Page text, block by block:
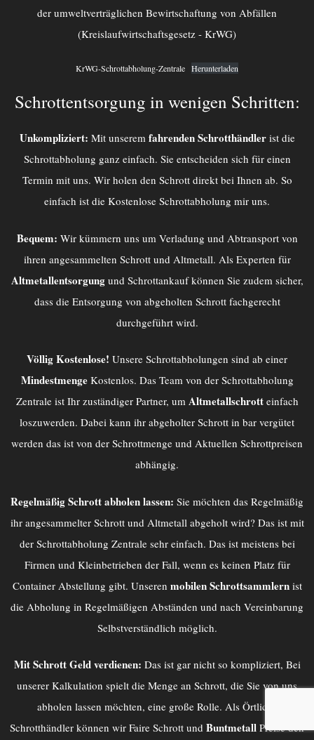
der umweltverträglichen Bewirtschaftung von Abfällen
(Kreislaufwirtschaftsgesetz - KrWG)
KrWG-Schrottabholung-Zentrale Herunterladen
Schrottentsorgung in wenigen Schritten:
Unkompliziert: Mit unserem fahrenden Schrotthändlerist die
Schrottabholung ganz einfach. Sie entscheiden sich für einen
Termin mit uns. Wir holen den Schrott direkt bei Ihnen ab. So
einfach ist die Kostenlose Schrottabholung mir uns.
Bequem: Wir kümmern uns um Verladung und Abtransport von
ihren angesammelten Schrott und Altmetall. Als Experten für
Altmetallentsorgung und Schrottankauf können Sie zudem sicher,
dass die Entsorgung von abgeholten Schrott fachgerecht
durchgeführt wird.
Völlig Kostenlose! Unsere Schrottabholungen sind ab einer
Mindestmenge Kostenlos. Das Team von der Schrottabholung
Zentraleist Ihr zuständiger Partner, um Altmetallschrott einfach
loszuwerden. Dabei kann ihr abgeholter Schrott in bar vergütet
werden das ist von der Schrottmenge und Aktuellen Schrottpreisen
abhängig.
Regelmäßig Schrott abholen lassen: Sie möchten das Regelmäßig
ihr angesammelter Schrott und Altmetall abgeholt wird? Das ist mit
der Schrottabholung Zentralesehr einfach. Das ist meistens bei
Firmen und Kleinbetrieben der Fall, wenn es keinen Platz für
Container Abstellung gibt. Unseren mobilen Schrottsammlernist
die Abholung in Regelmäßigen Abständen und nach Vereinbarung
Selbstverständlich möglich.
Mit Schrott Geld verdienen: Das ist gar nicht so kompliziert, Bei
unserer Kalkulation spielt die Menge an Schrott, die Sie von uns
abholen lassen möchten, eine große Rolle. Als Örtliche
Schrotthändler können wir Faire Schrott und Buntmetall Preise den